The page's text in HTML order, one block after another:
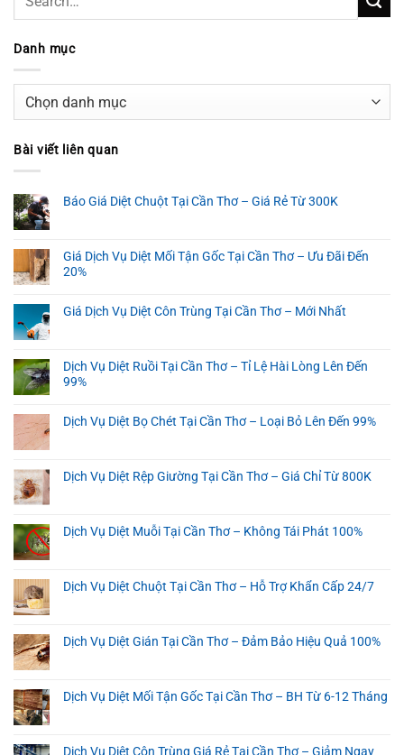
Danh mục
mục
Bài viết liên quan
Báo Giá Diệt Chuột Tại Cần Thơ – Giá Rẻ Từ 300K
Giá Dịch Vụ Diệt Mối Tận Gốc Tại Cần Thơ – Ưu Đãi Đến
20%
Giá Dịch Vụ Diệt Côn Trùng Tại Cần Thơ – Mới Nhất
Dịch Vụ Diệt Ruồi Tại Cần Thơ – Tỉ Lệ Hài Lòng Lên Đến
99%
Dịch Vụ Diệt Bọ Chét Tại Cần Thơ – Loại Bỏ Lên Đến 99%
Dịch Vụ Diệt Rệp Giường Tại Cần Thơ – Giá Chỉ Từ 800K
Dịch Vụ Diệt Muỗi Tại Cần Thơ – Không Tái Phát 100%
Dịch Vụ Diệt Chuột Tại Cần Thơ – Hỗ Trợ Khẩn Cấp 24/7
Dịch Vụ Diệt Gián Tại Cần Thơ – Đảm Bảo Hiệu Quả 100%
Dịch Vụ Diệt Mối Tận Gốc Tại Cần Thơ – BH Từ 6-12 Tháng
Dịch Vụ Diệt Côn Trùng Giá Rẻ Tại Cần Thơ – Giảm Ngay